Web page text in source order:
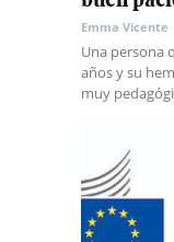
Emma Vicente
Una persona
años y su
muy